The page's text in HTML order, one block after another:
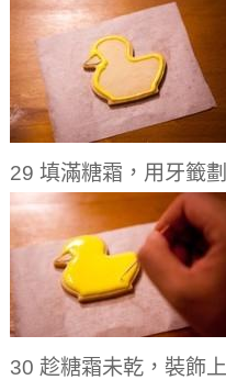
29 填滿糖霜，用牙籤
30 趁糖霜未乾，裝飾